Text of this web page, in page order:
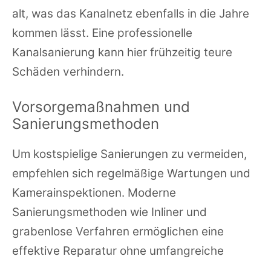
alt, was das Kanalnetz ebenfalls in die Jahre
kommen lässt. Eine professionelle
Kanalsanierung kann hier frühzeitig teure
Schäden verhindern.
Vorsorgemaßnahmen und
Sanierungsmethoden
Um kostspielige Sanierungen zu vermeiden,
empfehlen sich regelmäßige Wartungen und
Kamerainspektionen. Moderne
Sanierungsmethoden wie Inliner und
grabenlose Verfahren ermöglichen eine
effektive Reparatur ohne umfangreiche